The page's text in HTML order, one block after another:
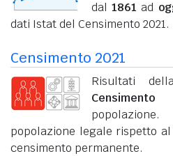
dal1861 ad
dati Istat del Censimento 2021.
Censimento 2021
Risultati
Censimento
popolazione legale rispetto al
censimento permanente.